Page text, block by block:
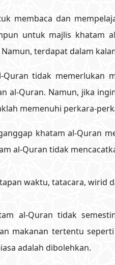
membaca dan
untuk majlis khatam
terdapat dalam
Quran tidak memerlukan
al-Quran. Namun, jika
memenuhi perkara-
khatam al-Quran
al-Quran tidak
waktu, tatacara, wirid
al-Quran tidak
makanan tertentu
adalah dibolehkan.